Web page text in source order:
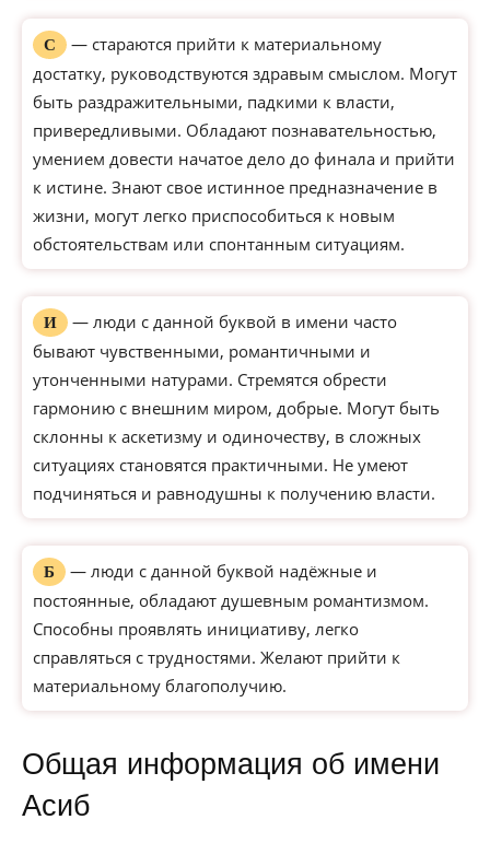
С
— стараются прийти к материальному
достатку, руководствуются здравым смыслом. Могут
быть раздражительными, падкими к власти,
привередливыми. Обладают познавательностью,
умением довести начатое дело до финала и прийти
к истине. Знают свое истинное предназначение в
жизни, могут легко приспособиться к новым
обстоятельствам или спонтанным ситуациям.
И
— люди с данной буквой в имени часто
бывают чувственными, романтичными и
утонченными натурами. Стремятся обрести
гармонию с внешним миром, добрые. Могут быть
склонны к аскетизму и одиночеству, в сложных
ситуациях становятся практичными. Не умеют
подчиняться и равнодушны к получению власти.
Б
— люди с данной буквой надёжные и
постоянные, обладают душевным романтизмом.
Способны проявлять инициативу, легко
справляться с трудностями. Желают прийти к
материальному благополучию.
Общая информация об имени
Асиб